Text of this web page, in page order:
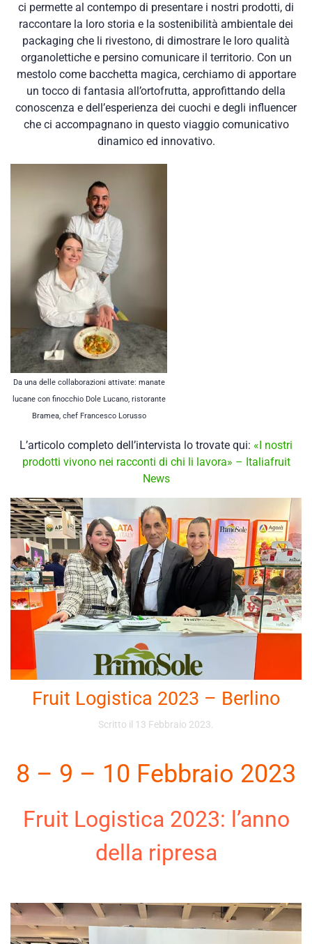
ci permette al contempo di presentare i nostri prodotti, di
raccontare la loro storia e la sostenibilità ambientale dei
packaging che li rivestono, di dimostrare le loro qualità
organolettiche e persino comunicare il territorio. Con un
mestolo come bacchetta magica, cerchiamo di apportare
un tocco di fantasia all’ortofrutta, approfittando della
conoscenza e dell’esperienza dei cuochi e degli influencer
che ci accompagnano in questo viaggio comunicativo
dinamico ed innovativo.
Da una delle collaborazioni attivate: manate
lucane con finocchio Dole Lucano, ristorante
Bramea, chef Francesco Lorusso
L’articolo completo dell’intervista lo trovate qui: «I nostri
prodotti vivono nei racconti di chi li lavora» – Italiafruit
News
Fruit Logistica 2023 – Berlino
Scritto il 13 Febbraio 2023
8 – 9 – 10 Febbraio 2023
Fruit Logistica 2023: l’anno
della ripresa